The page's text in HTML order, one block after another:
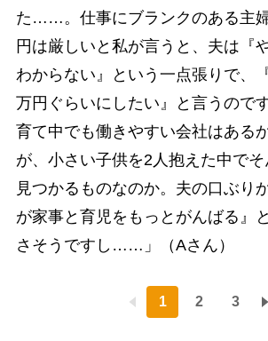
た……。仕事にブランクのある主
円は厳しいと私が言うと、夫は『
わからない』という一点張りで、
万円ぐらいにしたい』と言うので
育て中でも働きやすい会社はある
が、小さい子供を2人抱えた中で
見つかるものなのか。夫の口ぶり
が家事と育児をもっとがんばる』
さそうですし……」（Aさん）
1 2 3